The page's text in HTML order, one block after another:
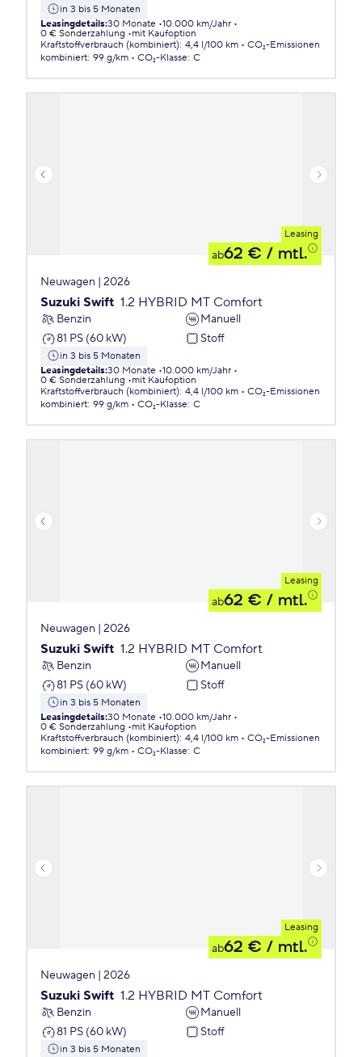
in 3 bis 5 Monaten
Leasingdetails:30 Monate 10.000 km/Jahr
0 € Sonderzahlung
mit Kaufoption
Kraftstoffverbrauch (kombiniert): 4,4 l/100 km
CO₂-Emissionen
kombiniert: 99 g/km CO₂-Klasse: C
Leasing
ab62 € / mtl.
Neuwagen | 2026
Suzuki Swift 1.2 HYBRID MT Comfort
Benzin
Manuell
81 PS (60 kW)
Stoff
in 3 bis 5 Monaten
Leasingdetails:30 Monate 10.000 km/Jahr
0 € Sonderzahlung
mit Kaufoption
Kraftstoffverbrauch (kombiniert): 4,4 l/100 km
CO₂-Emissionen
kombiniert: 99 g/km CO₂-Klasse: C
Leasing
ab62 € / mtl.
Neuwagen | 2026
Suzuki Swift 1.2 HYBRID MT Comfort
Benzin
Manuell
81 PS (60 kW)
Stoff
in 3 bis 5 Monaten
Leasingdetails:30 Monate 10.000 km/Jahr
0 € Sonderzahlung
mit Kaufoption
Kraftstoffverbrauch (kombiniert): 4,4 l/100 km
CO₂-Emissionen
kombiniert: 99 g/km CO₂-Klasse: C
Leasing
ab62 € / mtl.
Neuwagen | 2026
Suzuki Swift 1.2 HYBRID MT Comfort
Benzin
Manuell
81 PS (60 kW)
Stoff
in 3 bis 5 Monaten